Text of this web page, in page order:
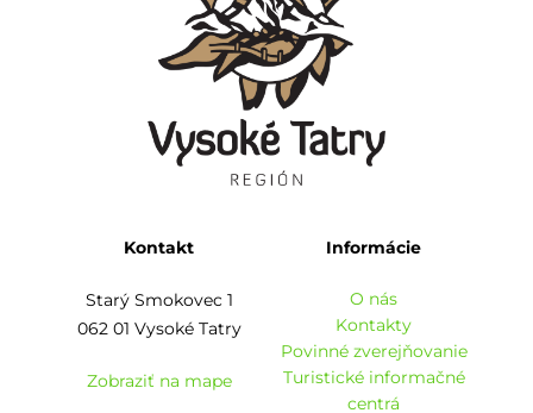
Kontakt
Starý Smokovec 1
062 01 Vysoké Tatry
Zobraziť na mape
Informácie
O nás
Kontakty
Povinné zverejňovanie
Turistické informačné
centrá